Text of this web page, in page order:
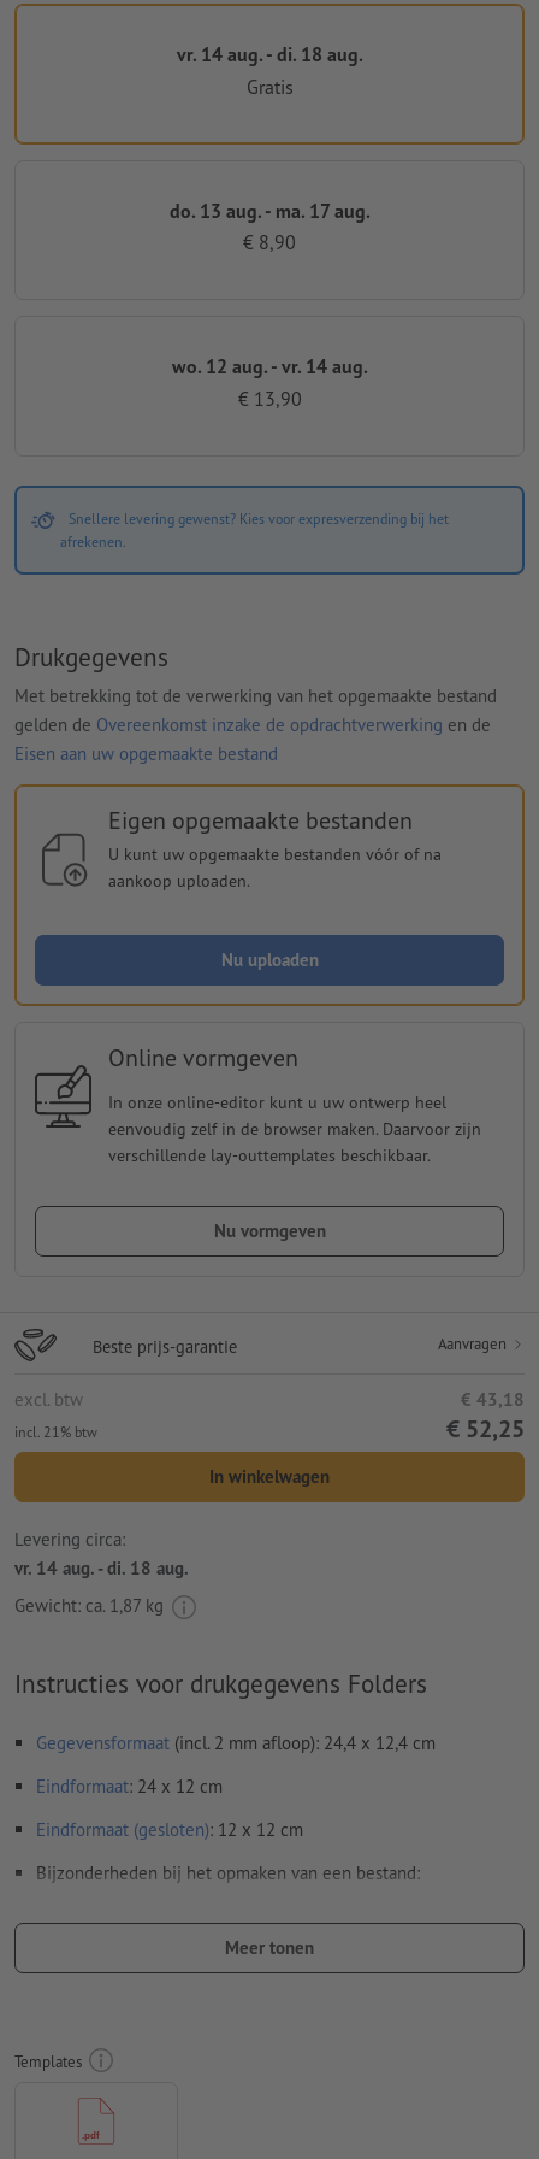
vr. 14 aug. - di. 18 aug.
Gratis
do. 13 aug. - ma. 17 aug.
€ 8,90
wo. 12 aug. - vr. 14 aug.
€ 13,90
Snellere levering gewenst? Kies voor expresverzending bij het
afrekenen.
Drukgegevens
Met betrekking tot de verwerking van het opgemaakte bestand
gelden de Overeenkomst inzake de opdrachtverwerking en de
Eisen aan uw opgemaakte bestand
Eigen opgemaakte bestanden
U kunt uw opgemaakte bestanden vóór of na
aankoop uploaden.
Nu uploaden
Online vormgeven
In onze online-editor kunt u uw ontwerp heel
eenvoudig zelf in de browser maken. Daarvoor zijn
verschillende lay-outtemplates beschikbaar.
Nu vormgeven
Beste prijs-garantie Aanvragen
excl. btw € 43,18
incl. 21% btw € 52,25
In winkelwagen
Levering circa:
vr. 14 aug. - di. 18 aug.
Gewicht: ca. 1,87 kg
Instructies voor drukgegevens Folders
Gegevensformaat (incl. 2 mm afloop): 24,4 x 12,4 cm
Eindformaat: 24 x 12 cm
Eindformaat (gesloten): 12 x 12 cm
Bijzonderheden bij het opmaken van een bestand:
buitenkant en samengestelde binnenkant - oftewel in totaal
twee drukklare pagina's - zie datasheet
op delooprichting
Om ervoor te zorgen dat het motief bij het eindproduct niet
op de kop staat, dient in het opgemaakte bestand rekening
Meer tonen
Templates